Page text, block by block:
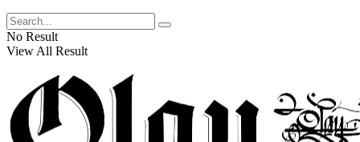
No Result
View All Result